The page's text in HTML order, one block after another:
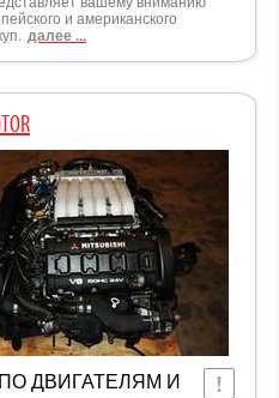
далее ...
КПП. VMOTOR
ДВИГАТЕЛЯМ И